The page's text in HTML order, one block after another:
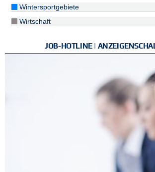
Wintersportgebiete
Wirtschaft
JOB-HOTLINE |